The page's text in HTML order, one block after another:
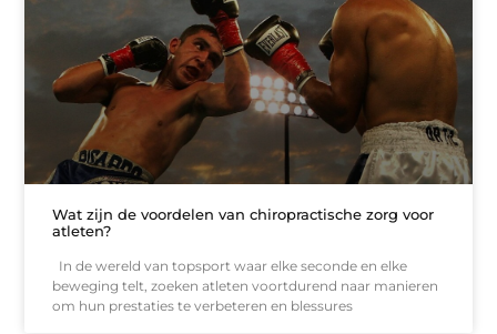
Wat zijn de voordelen van chiropractische zorg voor
atleten?
In de wereld van topsport waar elke seconde en elke
beweging telt, zoeken atleten voortdurend naar manieren
om hun prestaties te verbeteren en blessures